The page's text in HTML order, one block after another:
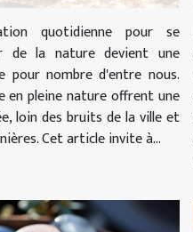
quotidienne pour se
de la nature devient une
pour nombre d'entre nous.
en pleine nature offrent une
loin des bruits de la ville et
Cet article invite à...